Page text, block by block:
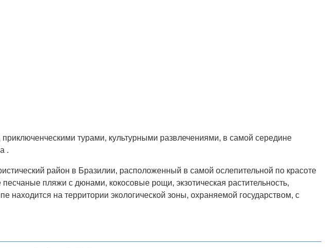
турами, культурными развлечениями, в самой середине
.
район в Бразилии, расположенный в самой ослепительной по красоте
пляжи с дюнами, кокосовые рощи, экзотическая растительность,
находится на территории экологической зоны, охраняемой государством, с